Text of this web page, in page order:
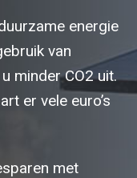
energie
van
minder CO2 uit.
er vele euro’s
met